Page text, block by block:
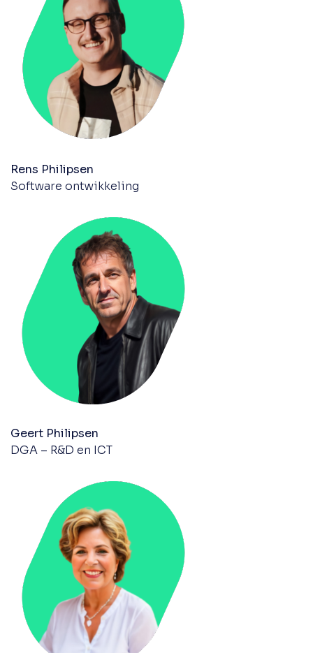
Rens Philipsen
Software ontwikkeling
Geert Philipsen
DGA – R&D en ICT